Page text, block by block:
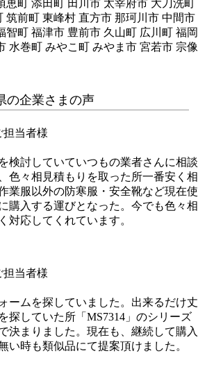
町 添田町 田川市 太宰府市 大刀洗町
筑前町 東峰村 直方市 那珂川市 中間市
智町 福津市 豊前市 久山町 広川町 福岡
水巻町 みやこ町 みやま市 宮若市 宗像
の企業さまの声
担当者様
検討していていつもの業者さんに相談
色々相見積もりを取った所一番安く相
業服以外の防寒服・安全靴など現在使
購入する運びとなった。今でも色々相
対応してくれています。
担当者様
ームを探していました。出来るだけ丈
探していた所「MS7314」のシリーズ
決まりました。現在も、継続して購入
い時も類似品にて提案頂けました。